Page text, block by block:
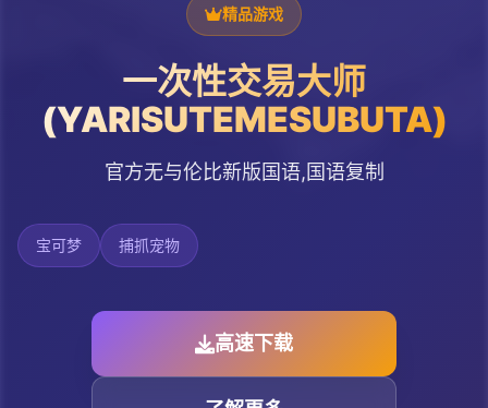
精品游戏
一次性交易大师
(YARISUTEMESUBUTA)
官方无与伦比新版国语,国语复制
宝可梦 捕抓宠物
高速下载